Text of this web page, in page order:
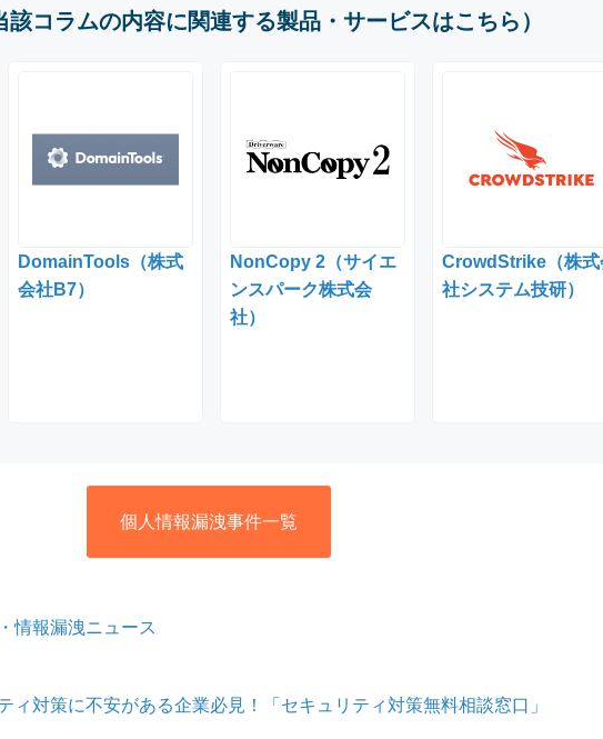
コラムの内容に関連する製品・サービスはこちら）
DomainTools（株式
会社B7）
NonCopy 2（サイエ
ンスパーク株式会
社）
CrowdStrike（株式
社システム技研）
個人情報漏洩事件一覧
情報漏洩ニュース
ィ対策に不安がある企業必見！「セキュリティ対策無料相談窓口」